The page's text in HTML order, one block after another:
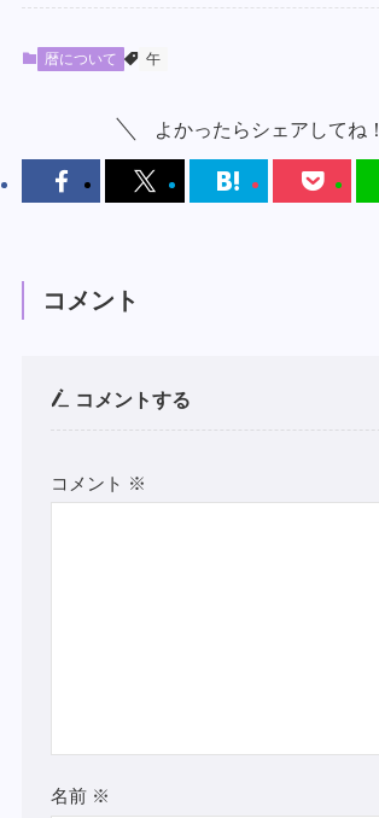
暦について 午
よかったらシェアしてね！
コメント
コメントする
コメント ※
名前 ※